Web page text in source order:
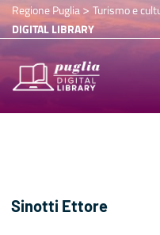
Regione Puglia> Turismo e
DIGITAL LIBRARY
Sinotti Ettore